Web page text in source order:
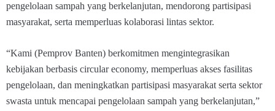
pengelolaan sampah yang berkelanjutan, mendorong partisipasi
masyarakat, serta memperluas kolaborasi lintas sektor.
“Kami (Pemprov Banten) berkomitmen mengintegrasikan
kebijakan berbasis circular economy, memperluas akses fasilitas
pengelolaan, dan meningkatkan partisipasi masyarakat serta sektor
swasta untuk mencapai pengelolaan sampah yang berkelanjutan,”